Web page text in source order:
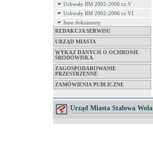
Uchwały RM 2002-2006 cz V
Uchwały RM 2002-2006 cz VI
Inne dokumenty
REDAKCJA SERWISU
URZĄD MIASTA
WYKAZ DANYCH O OCHRONIE
ŚRODOWISKA
ZAGOSPODAROWANIE
PRZESTRZENNE
ZAMÓWIENIA PUBLICZNE
Urząd Miasta Stalowa Wola